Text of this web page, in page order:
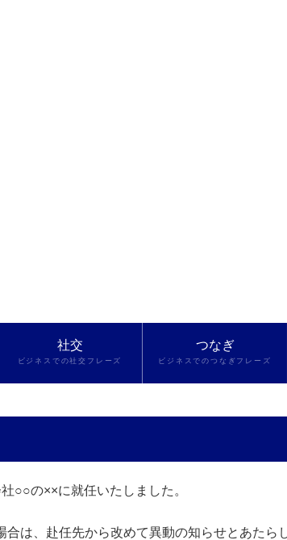
社交
ビジネスでの社交フレーズ
つなぎ
ビジネスでのつなぎフレーズ
○○の××に就任いたしました。
は、赴任先から改めて異動の知らせとあたら